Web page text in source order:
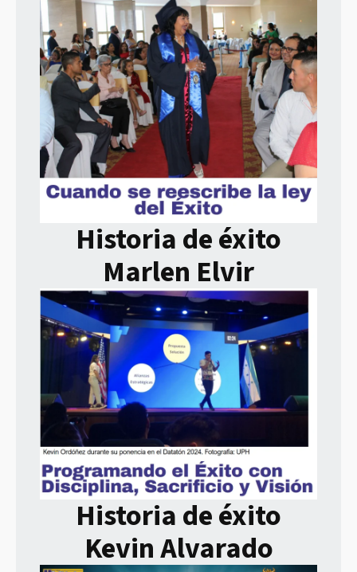
Historia de éxito
Marlen Elvir
Historia de éxito
Kevin Alvarado